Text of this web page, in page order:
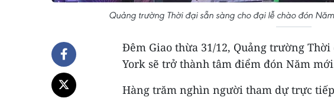
Quảng trường Thời đại sẵn sàng cho đại lễ chào đón
Đêm Giao thừa 31/12, Quảng trường
York sẽ trở thành tâm điểm đón Năm
Hàng trăm nghìn người tham dự trực